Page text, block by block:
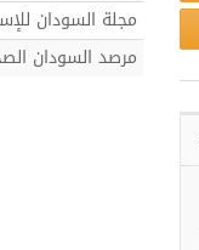
مجلة السودان
مرصد السودان